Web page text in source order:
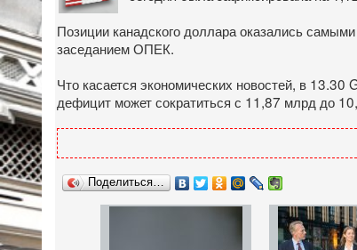
Позиции канадского доллара оказались
заседанием ОПЕК.
Что касается экономических новостей, в 13.30
дефицит может сократиться с 11,87 млрд до
Поделиться…